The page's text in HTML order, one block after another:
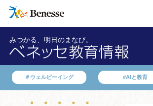
みつかる、明日のまなび。
＃ウェルビーイング #AIと教育